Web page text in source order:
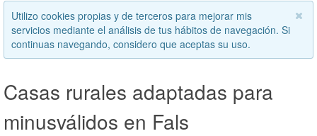
Utilizo cookies propias y de terceros para mejorar mis
servicios mediante el análisis de tus hábitos de navegación. Si
continuas navegando, considero que aceptas su uso.
Casas rurales adaptadas para
minusválidos en Fals